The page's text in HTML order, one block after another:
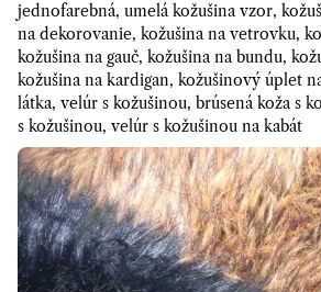
jednofarebná, umelá kožušina vzor,
na dekorovanie, kožušina na vetrovku,
kožušina na gauč, kožušina na bundu,
kožušina na kardigan, kožušinový úplet
látka, velúr s kožušinou, brúsená koža s
s kožušinou, velúr s kožušinou na kabát